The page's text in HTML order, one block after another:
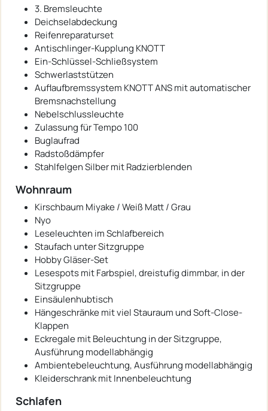
3. Bremsleuchte
Deichselabdeckung
Reifenreparaturset
Antischlinger-Kupplung KNOTT
Ein-Schlüssel-Schließsystem
Schwerlaststützen
Auflaufbremssystem KNOTT ANS mit automatischer
Bremsnachstellung
Nebelschlussleuchte
Zulassung für Tempo 100
Buglaufrad
Radstoßdämpfer
Stahlfelgen Silber mit Radzierblenden
Wohnraum
Kirschbaum Miyake / Weiß Matt / Grau
Nyo
Leseleuchten im Schlafbereich
Staufach unter Sitzgruppe
Hobby Gläser-Set
Lesespots mit Farbspiel, dreistufig dimmbar, in der
Sitzgruppe
Einsäulenhubtisch
Hängeschränke mit viel Stauraum und Soft-Close-
Klappen
Eckregale mit Beleuchtung in der Sitzgruppe,
Ausführung modellabhängig
Ambientebeleuchtung, Ausführung modellabhängig
Kleiderschrank mit Innenbeleuchtung
Schlafen